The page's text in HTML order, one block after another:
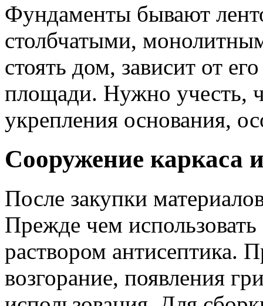
Фундаменты бывают
столбчатыми,
стоять дом, зависит от
площади. Нужно учесть,
укрепления основания,
Сооружение каркаса
После закупки
Прежде чем
раствором антисептика.
возгорание, появления